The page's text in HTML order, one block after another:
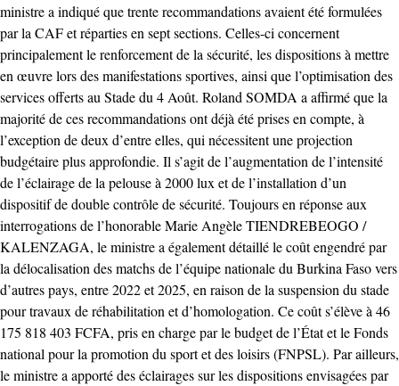
ministre a indiqué que trente recommandations avaient été formulées
par la CAF et réparties en sept sections. Celles-ci concernent
principalement le renforcement de la sécurité, les dispositions à mettre
en œuvre lors des manifestations sportives, ainsi que l’optimisation des
services offerts au Stade du 4 Août. Roland SOMDA a affirmé que la
majorité de ces recommandations ont déjà été prises en compte, à
l’exception de deux d’entre elles, qui nécessitent une projection
budgétaire plus approfondie. Il s’agit de l’augmentation de l’intensité
de l’éclairage de la pelouse à 2000 lux et de l’installation d’un
dispositif de double contrôle de sécurité. Toujours en réponse aux
interrogations de l’honorable Marie Angèle TIENDREBEOGO /
KALENZAGA, le ministre a également détaillé le coût engendré par
la délocalisation des matchs de l’équipe nationale du Burkina Faso vers
d’autres pays, entre 2022 et 2025, en raison de la suspension du stade
pour travaux de réhabilitation et d’homologation. Ce coût s’élève à 46
175 818 403 FCFA, pris en charge par le budget de l’État et le Fonds
national pour la promotion du sport et des loisirs (FNPSL). Par ailleurs,
le ministre a apporté des éclairages sur les dispositions envisagées par